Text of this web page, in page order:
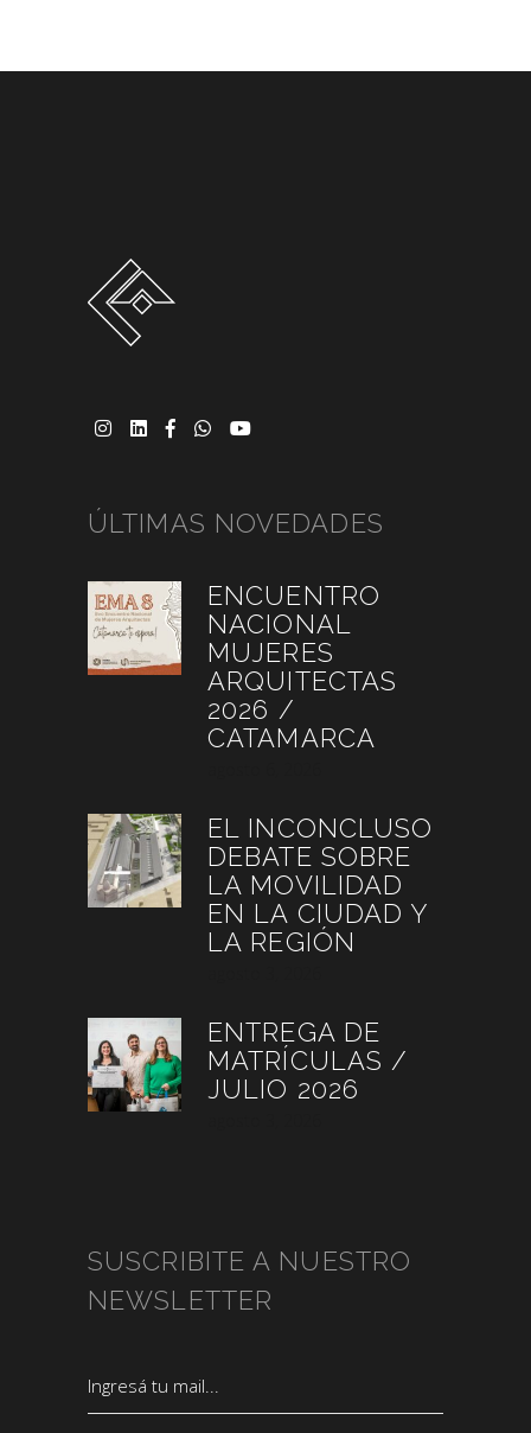
ÚLTIMAS NOVEDADES
ENCUENTRO
NACIONAL
MUJERES
ARQUITECTAS
2026 /
CATAMARCA
EL INCONCLUSO
DEBATE SOBRE
LA MOVILIDAD
EN LA CIUDAD Y
LA REGIÓN
ENTREGA DE
MATRÍCULAS /
JULIO 2026
SUSCRIBITE A NUESTRO
NEWSLETTER